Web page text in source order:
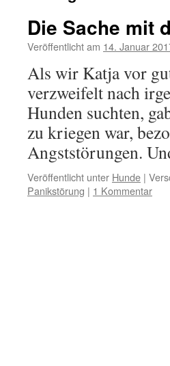
Die Sache mit
Veröffentlicht am 14. Januar
Als wir Katja vor
verzweifelt nach
Hunden suchten,
zu kriegen war,
Angststörungen.
Veröffentlicht unter Hunde |
Panikstörung | 1 Kommentar